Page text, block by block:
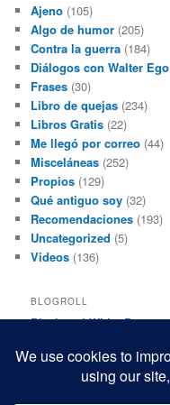
Ajeno (105)
Algo de humor (205)
Contra la guerra (184)
Diálogos con Walter Ego
Frases (30)
Libro de quejas (234)
Libros Gratis (22)
Me llegó por correo (44)
Misceláneas (252)
Propios (129)
Qué antiguo soy (32)
Recomendaciones (193)
Uncategorized (5)
Videos (136)
BLOGROLL
Black and White Power
Mis macrofotografías
Teresita Rivas